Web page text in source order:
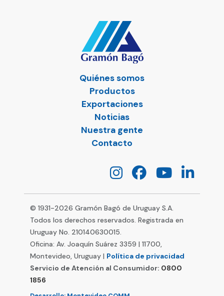
Quiénes somos
Productos
Exportaciones
Noticias
Nuestra gente
Contacto
© 1931-2026 Gramón Bagó de Uruguay S.A.
Todos los derechos reservados. Registrada en
Uruguay No. 210140630015.
Oficina: Av. Joaquín Suárez 3359 | 11700,
Montevideo, Uruguay | Política de privacidad
Servicio de Atención al Consumidor: 0800
1856